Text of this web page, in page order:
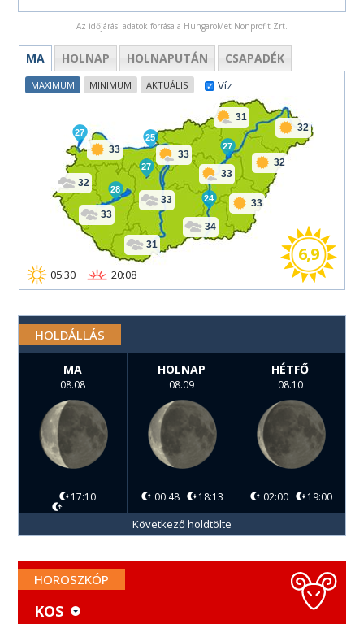
Az időjárási adatok forrása a HungaroMet Nonprofit Zrt.
MA HOLNAP HOLNAPUTÁN CSAPADÉK
33
32
33
33
31
34
33
33
31
33
32
32
27
28
27
25
24
27
05:30 20:08
6,9
Víz
MAXIMUM MINIMUM AKTUÁLIS
HOLDÁLLÁS
MA
08.08
17:10
HOLNAP
08.09
00:48 18:13
HÉTFŐ
08.10
02:00 19:00
Következő holdtölte
HOROSZKÓP
KOS